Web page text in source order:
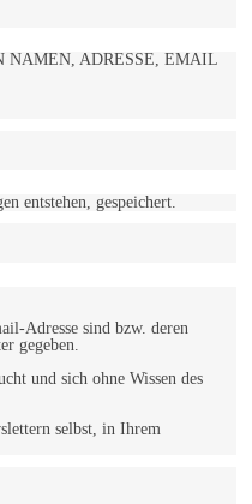
NAMEN, ADRESSE, EMAIL
entstehen, gespeichert.
Adresse sind bzw. deren
gegeben.
und sich ohne Wissen des
selbst, in Ihrem